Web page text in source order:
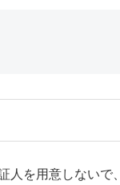
人を用意しない